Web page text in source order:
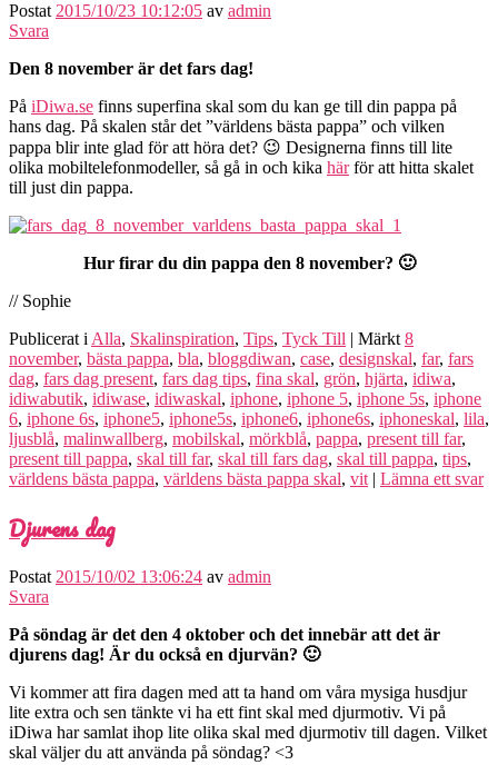
Postat 2015/10/23 10:12:05 av admin
Svara
Den 8 november är det fars dag!
På iDiwa.se finns superfina skal som du kan ge till din pappa på
hans dag. På skalen står det ”världens bästa pappa” och vilken
pappa blir inte glad för att höra det? 😉 Designerna finns till lite
olika mobiltelefonmodeller, så gå in och kika härför att hitta skalet
till just din pappa.
Hur firar du din pappa den 8 november? 🙂
// Sophie
Publicerat i Alla, Skalinspiration, Tips, Tyck Till | Märkt 8
november, bästa pappa, bla, bloggdiwan, case, designskal, far, fars
dag, fars dag present, fars dag tips, fina skal, grön, hjärta, idiwa,
idiwabutik, idiwase, idiwaskal, iphone, iphone 5, iphone 5s, iphone
6, iphone 6s, iphone5, iphone5s, iphone6, iphone6s, iphoneskal, lila,
ljusblå, malinwallberg, mobilskal, mörkblå, pappa, present till far,
present till pappa, skal till far, skal till fars dag, skal till pappa, tips,
världens bästa pappa, världens bästa pappa skal, vit | Lämna ett svar
Djurens dag
Postat 2015/10/02 13:06:24 av admin
Svara
På söndag är det den 4 oktober och det innebär att det är
djurens dag! Är du också en djurvän? 🙂
Vi kommer att fira dagen med att ta hand om våra mysiga husdjur
lite extra och sen tänkte vi ha ett fint skal med djurmotiv. Vi på
iDiwa har samlat ihop lite olika skal med djurmotiv till dagen. Vilket
skal väljer du att använda på söndag? <3